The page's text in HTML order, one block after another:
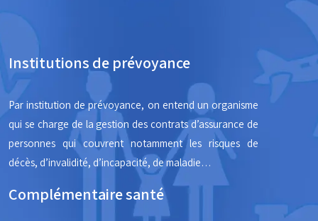
Institutions de prévoyance
Par institution de prévoyance, on entend un organisme
qui se charge de la gestion des contrats d’assurance de
personnes qui couvrent notamment les risques de
décès, d’invalidité, d’incapacité, de maladie…
Complémentaire santé